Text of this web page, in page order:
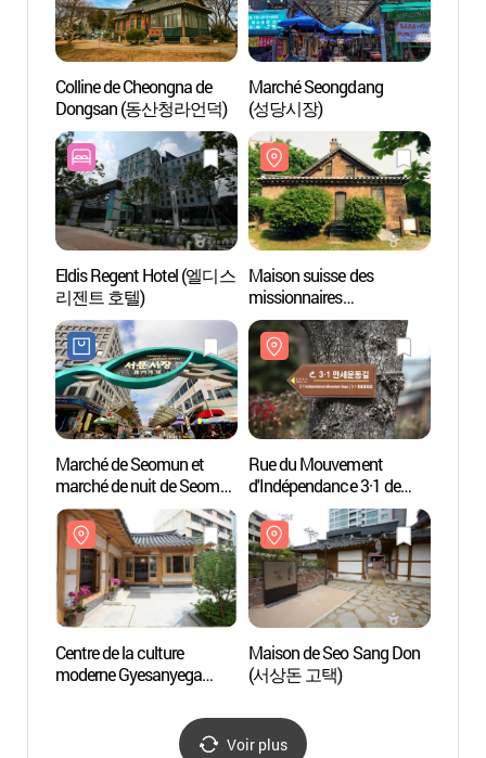
Colline de Cheongna de
Dongsan (동산청라언덕)
Marché Seongdang
(성당시장)
Eldis Regent Hotel (엘디스
리젠트 호텔)
Maison suisse des
missionnaires
(선교사스윗즈주택)
Marché de Seomun et
marché de nuit de Seomun
à Daegu (대구 서문시장 &
서문시장 야시장)
Rue du Mouvement
d'Indépendance 3·1 de
Daegu (3·1만세운동길)
Centre de la culture
moderne Gyesanyega
Maison de Seo Sang Don
(서상돈 고택)
Voir plus